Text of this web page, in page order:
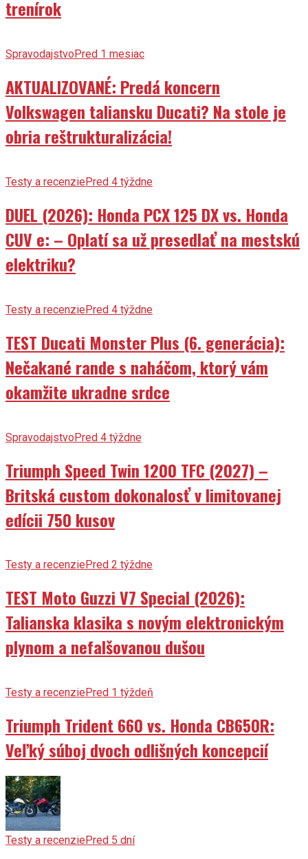
trenírok
SpravodajstvoPred 1 mesiac
AKTUALIZOVANÉ: Predá koncern
Volkswagen taliansku Ducati? Na stole je
obria reštrukturalizácia!
Testy a recenziePred 4 týždne
DUEL (2026): Honda PCX 125 DX vs. Honda
CUV e: – Oplatí sa už presedlať na mestskú
elektriku?
Testy a recenziePred 4 týždne
TEST Ducati Monster Plus (6. generácia):
Nečakané rande s naháčom, ktorý vám
okamžite ukradne srdce
SpravodajstvoPred 4 týždne
Triumph Speed Twin 1200 TFC (2027) –
Britská custom dokonalosť v limitovanej
edícii 750 kusov
Testy a recenziePred 2 týždne
TEST Moto Guzzi V7 Special (2026):
Talianska klasika s novým elektronickým
plynom a nefalšovanou dušou
Testy a recenziePred 1 týždeň
Triumph Trident 660 vs. Honda CB650R:
Veľký súboj dvoch odlišných koncepcií
Testy a recenziePred 5 dní